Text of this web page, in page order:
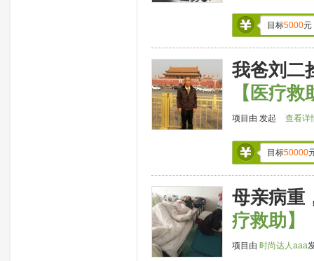
目标5000元
我爸刘二
【医疗救
项目由 发起 查看详
目标50000
母亲病重
疗救助】
项目由 时尚达人aaa